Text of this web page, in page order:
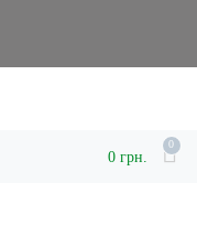
0 грн.
0